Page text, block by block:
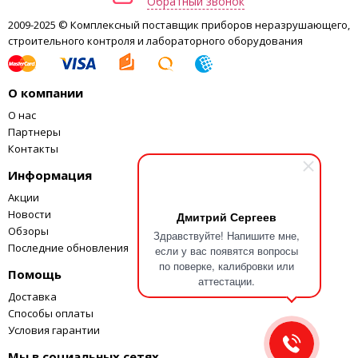
Дмитрий Сергеев
Здравствуйте! Напишите мне,
если у вас появятся вопросы
по поверке, калибровки или
аттестации.
Пределы допускаемой
погрешности в
эксплуатации, г
5000е
вкл.
5000е
20000е
Среднеквадратическое
отклонение (СКО) показаний
весов при первичной поверке
(эксплуатации)
погрешности
Класс точности по МР МОЗМ №
76 и ГОСТ 24104-2001
высокий (II)
Выборка массы тары
многократная во всем
Калибровка
Внешняя 5кг F2
2009-2025 © Комплексный поставщик приборов неразрушающего,
строительного контроля и лабораторного оборудования
О компании
О нас
Партнеры
Контакты
Информация
Акции
Новости
Обзоры
Последние обновления
Помощь
Доставка
Способы оплаты
Условия гарантии